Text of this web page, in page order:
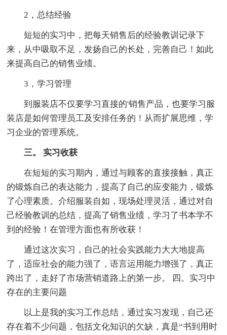
2，总结经验
短短的实习中，把每天销售后的经验教训记录下
来，从中吸取不足，发扬自己的长处，完善自己！如此
来提高自己的销售业绩。
3，学习管理
到服装店不仅要学习直接的'销售产品，也要学习服
装店是如何管理员工及安排任务的！从而扩展思维，学
习企业的管理系统。
三。 实习收获
在短短的实习期内，通过与顾客的直接接触，真正
的锻炼自己的表达能力，提高了自己的应变能力，锻炼
了心理素质。介绍服装自如，现场处理灵活，通过对自
己经验教训的总结，提高了销售业绩，学习了书本学不
到的经验！在管理方面也有所收获！
通过这次实习，自己的社会实践能力大大地提高
了，适应社会的能力强了，语言运用能力增强了，真正
跨出了，走好了市场营销道路上的第一步。 四。实习中
存在的主要问题
以上是我的实习工作总结，通过实习发现，自己还
存在着不少问题，包括文化知识的欠缺，真是“书到用时